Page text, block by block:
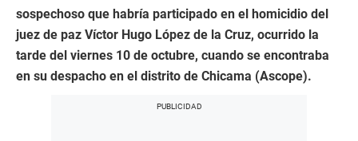
sospechoso que habría participado en el homicidio del
juez de paz Víctor Hugo López de la Cruz, ocurrido la
tarde del viernes 10 de octubre, cuando se encontraba
en su despacho en el distrito de Chicama (Ascope).